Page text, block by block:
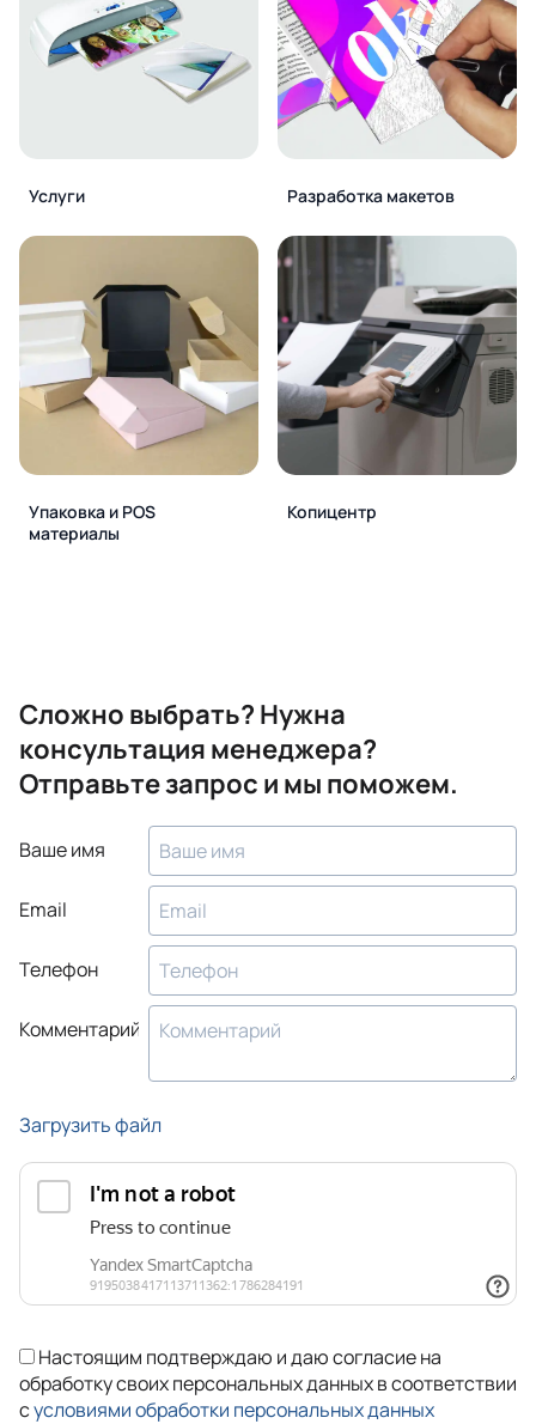
Услуги Разработка макетов
Упаковка и POS
материалы
Копицентр
Сложно выбрать? Нужна
консультация менеджера?
Отправьте запрос и мы поможем.
Ваше имя
Email
Телефон
Комментарий
Загрузить файл
Настоящим подтверждаю и даю согласие на
обработку своих персональных данных в соответствии
сусловиями обработки персональных данных